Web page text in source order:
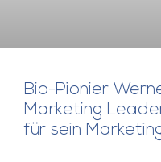
Bio-Pionier
Marketing
für sein